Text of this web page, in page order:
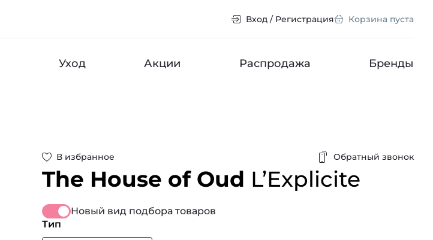
Вход / Регистрация Корзина пуста
Уход Акции Распродажа Бренды
В избранное Обратный звонок
The House of Oud L’Explicite
Новый вид подбора товаров
Тип